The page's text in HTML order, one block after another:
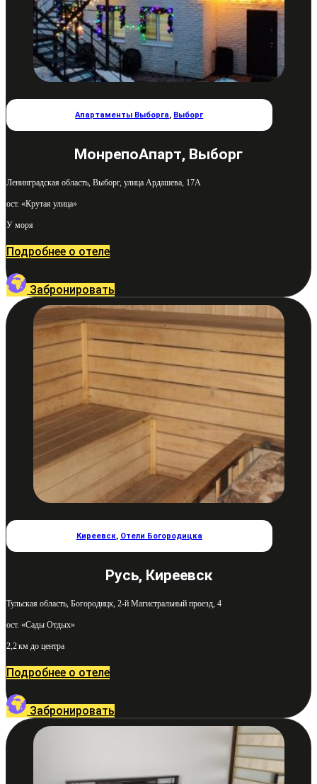
Апартаменты Выборга, Выборг
МонрепоАпарт, Выборг
Ленинградская область, Выборг, улица Ардашева, 17А
ост. «Крутая улица»
У моря
Подробнее о отеле
Забронировать
Киреевск, Отели Богородицка
Русь, Киреевск
Тульская область, Богородицк, 2-й Магистральный проезд, 4
ост. «Сады Отдых»
2,2 км до центра
Подробнее о отеле
Забронировать